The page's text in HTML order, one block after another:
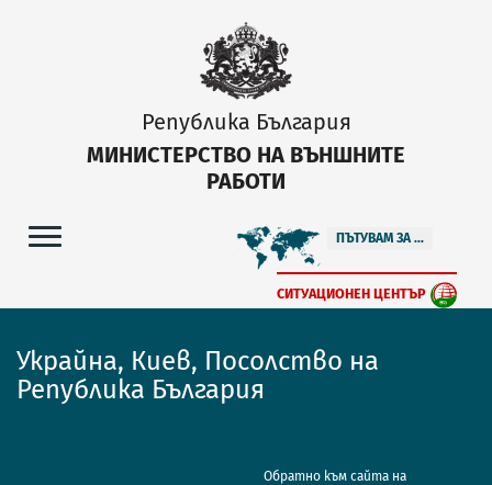
Република България
МИНИСТЕРСТВО НА ВЪНШНИТЕ
РАБОТИ
ПЪТУВАМ ЗА ...
СИТУАЦИОНЕН ЦЕНТЪР
Украйна, Киев, Посолство на
Република България
Обратно към сайта на